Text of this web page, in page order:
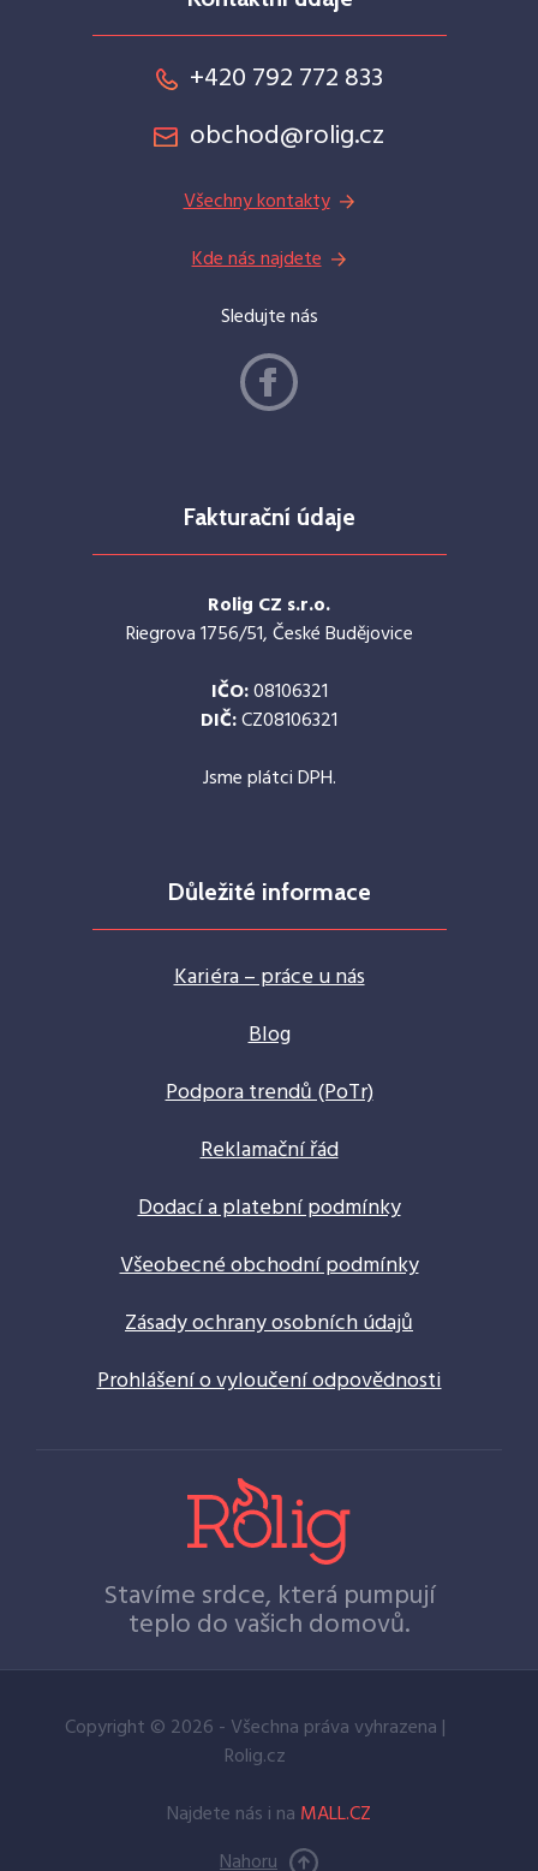
+420 792 772 833
obchod@rolig.cz
Všechny kontakty
Kde nás najdete
Sledujte nás
Fakturační údaje
Rolig CZ s.r.o.
Riegrova 1756/51, České Budějovice
IČO:08106321
DIČ:CZ08106321
Jsme plátci DPH.
Důležité informace
Kariéra – práce u nás
Blog
Podpora trendů (PoTr)
Reklamační řád
Dodací a platební podmínky
Všeobecné obchodní podmínky
Zásady ochrany osobních údajů
Prohlášení o vyloučení odpovědnosti
Stavíme srdce, která pumpují
teplo do vašich domovů.
Copyright © 2026 - Všechna práva vyhrazena |
Rolig.cz
Najdete nás i na MALL.CZ
Nahoru